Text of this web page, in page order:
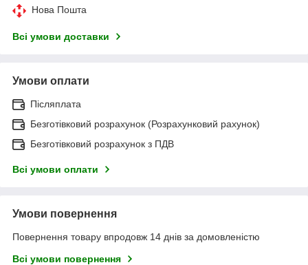
Нова Пошта
Всі умови доставки
Умови оплати
Післяплата
Безготівковий розрахунок (Розрахунковий рахунок)
Безготівковий розрахунок з ПДВ
Всі умови оплати
Умови повернення
Повернення товару впродовж 14 днів за домовленістю
Всі умови повернення